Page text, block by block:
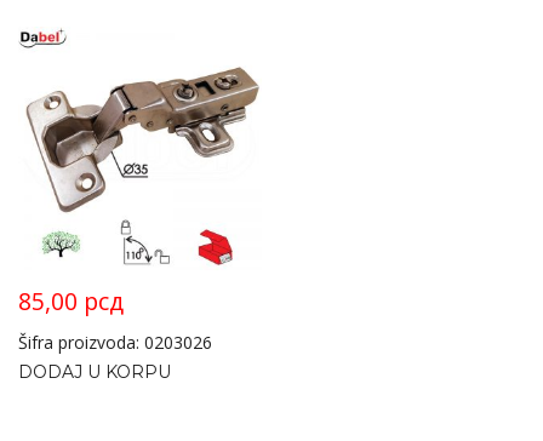
85,00 рсд
Šifra proizvoda: 0203026
DODAJ U KORPU